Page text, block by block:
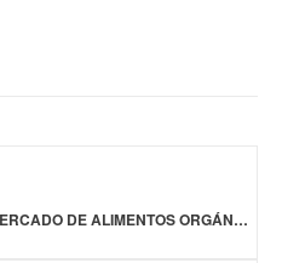
MÉXICO IMPULSARÁ EL MERCADO DE ALIMENTOS ORGÁNICOS DURANTE 2025